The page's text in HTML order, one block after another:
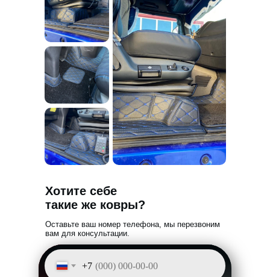
+7
Хотите себе
такие же ковры?
Оставьте ваш номер телефона, мы перезвоним
вам для консультации